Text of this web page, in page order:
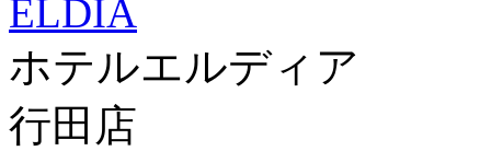
ホテルエルディア
行田店